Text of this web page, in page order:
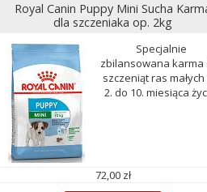
Royal Canin Puppy Mini Sucha
dla szczeniaka op. 2kg
Specjalnie
zbilansowana karma
szczeniąt ras małych
2. do 10. miesiąca
72,00 zł